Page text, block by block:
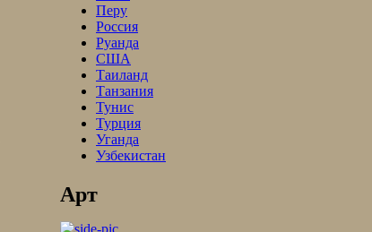
Перу
Россия
Руанда
США
Таиланд
Танзания
Тунис
Турция
Уганда
Узбекистан
Арт